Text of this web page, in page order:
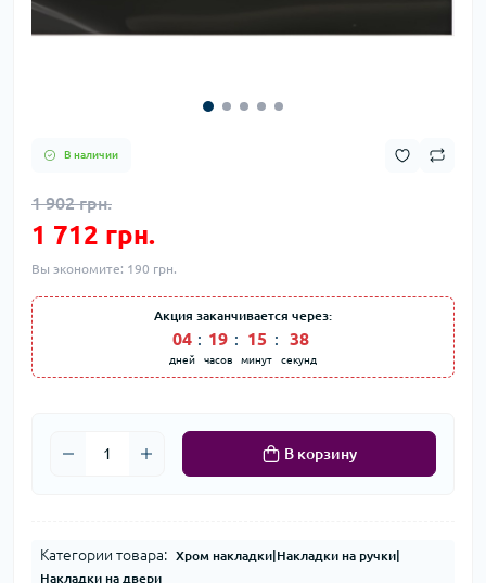
В наличии
1 902 грн.
1 712 грн.
Вы экономите: 190 грн.
Акция заканчивается через:
04
дней
: 19
часов
: 15
минут
: 38
секунд
В корзину
Категории товара:
Хром накладки|Накладки на ручки|
Накладки на двери